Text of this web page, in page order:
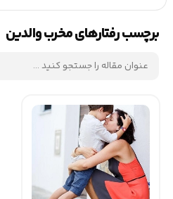
برچسب رفتارهای مخرب والدین